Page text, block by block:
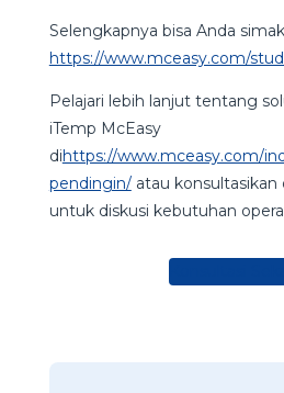
Selengkapnya bisa Anda
https://www.mceasy.com/
Pelajari lebih lanjut tentang
iTemp McEasy
dihttps://www.mceasy.com/
pendingin/atau konsultasikan
untuk diskusi kebutuhan